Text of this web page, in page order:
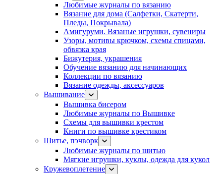
Любимые журналы по вязанию
Вязание для дома (Салфетки, Скатерти,
Пледы, Покрывала)
Амигуруми. Вязаные игрушки, сувениры
Узоры, мотивы крючком, схемы спицами,
обвязка края
Бижутерия, украшения
Обучение вязанию для начинающих
Коллекции по вязанию
Вязание одежды, аксессуаров
Вышивание
Вышивка бисером
Любимые журналы по Вышивке
Схемы для вышивки крестом
Книги по вышивке крестиком
Шитье, пэчворк
Любимые журналы по шитью
Мягкие игрушки, куклы, одежда для кукол
Кружевоплетение